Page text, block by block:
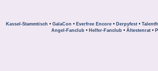
Kassel-Stammtisch • GalaCon • Everfree Encore • Derpyfest •
Angel-Fanclub • Helfer-Fanclub • Ältestenrat •